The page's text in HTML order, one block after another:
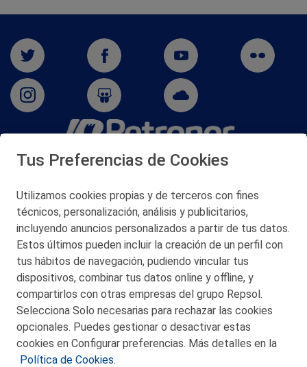
San Martín 5-Edificio Muñatones,
© 2026 Petronor S.A.
CONTACTO
MAPA WEB
POLITICA DE PRIVACIDAD
Tus Preferencias de Cookies
Utilizamos cookies propias y de terceros con fines
técnicos, personalización, análisis y publicitarios,
incluyendo anuncios personalizados a partir de tus datos.
Estos últimos pueden incluir la creación de un perfil con
tus hábitos de navegación, pudiendo vincular tus
dispositivos, combinar tus datos online y offline, y
compartirlos con otras empresas del grupo Repsol.
Selecciona Solo necesarias para rechazar las cookies
opcionales. Puedes gestionar o desactivar estas
cookies en Configurar preferencias. Más detalles en la
Política de Cookies.